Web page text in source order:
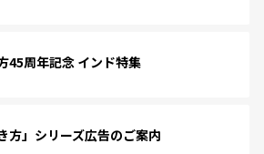
45周年記念 インド特集
方」シリーズ広告のご案内